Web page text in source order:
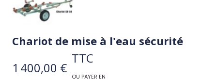
Chariot de mise à l'eau sécurité
1 400,00 €
TTC
OU PAYER EN